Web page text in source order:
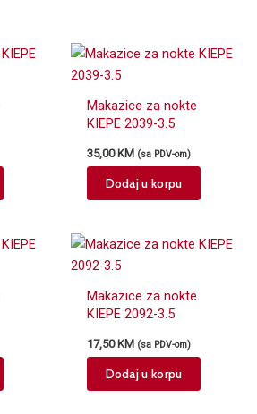
Makazice za nokte
KIEPE 2039-3.5
35,00 KM (sa PDV-om)
Dodaj u korpu
Makazice za nokte
KIEPE 2092-3.5
17,50KM (sa PDV-om)
Dodaj u korpu